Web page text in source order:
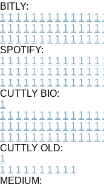
BITLY:
1 1 1 1 1 1 1 1 1 1 1 1 1
1 1 1 1 1 1 1 1 1 1 1 1 1
1 1 1 1 1 1 1 1 1 1 1 1 1
SPOTIFY:
1 1 1 1 1 1 1 1 1 1 1 1 1
1 1 1 1 1 1 1 1 1 1 1 1 1
1 1 1 1 1 1 1 1 1 1 1 1 1
CUTTLY BIO:
1
1 1 1 1 1 1 1 1 1 1 1 1 1
1 1 1 1 1 1 1 1 1 1 1 1 1
1 1 1 1 1 1 1 1 1 1 1 1 1
CUTTLY OLD:
1
1 1 1 1 1 1 1 1 1 1
MEDIUM: